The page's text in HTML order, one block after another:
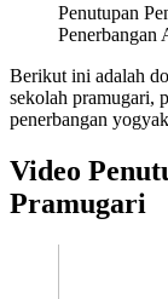
Penutupan
Penerbangan
Berikut ini adalah
sekolah pramugari,
penerbangan
Video
Pramugari